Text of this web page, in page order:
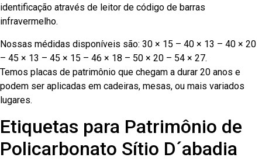
identificação através de leitor de código de barras
infravermelho.
Nossas médidas disponíveis são: 30 × 15 – 40 × 13 – 40 × 20
– 45 × 13 – 45 × 15 – 46 × 18 – 50 × 20 – 54 × 27.
Temos placas de patrimônio que chegam a durar 20 anos e
podem ser aplicadas em cadeiras, mesas, ou mais variados
lugares.
Etiquetas para Patrimônio de
Policarbonato Sítio D´abadia